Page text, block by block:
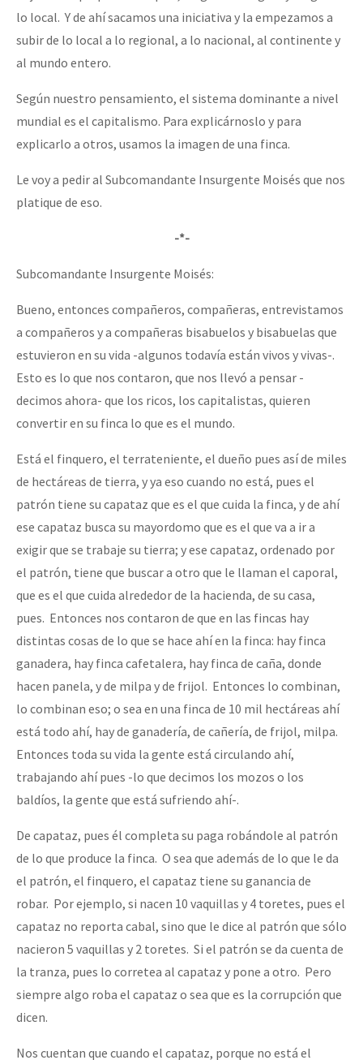
lo local. Y de ahí sacamos una iniciativa y la empezamos a
subir de lo local a lo regional, a lo nacional, al continente y
al mundo entero.
Según nuestro pensamiento, el sistema dominante a nivel
mundial es el capitalismo. Para explicárnoslo y para
explicarlo a otros, usamos la imagen de una finca.
Le voy a pedir al Subcomandante Insurgente Moisés que nos
platique de eso.
-*-
Subcomandante Insurgente Moisés:
Bueno, entonces compañeros, compañeras, entrevistamos
a compañeros y a compañeras bisabuelos y bisabuelas que
estuvieron en su vida -algunos todavía están vivos y vivas-.
Esto es lo que nos contaron, que nos llevó a pensar -
decimos ahora- que los ricos, los capitalistas, quieren
convertir en su finca lo que es el mundo.
Está el finquero, el terrateniente, el dueño pues así de miles
de hectáreas de tierra, y ya eso cuando no está, pues el
patrón tiene su capataz que es el que cuida la finca, y de ahí
ese capataz busca su mayordomo que es el que va a ir a
exigir que se trabaje su tierra; y ese capataz, ordenado por
el patrón, tiene que buscar a otro que le llaman el caporal,
que es el que cuida alrededor de la hacienda, de su casa,
pues. Entonces nos contaron de que en las fincas hay
distintas cosas de lo que se hace ahí en la finca: hay finca
ganadera, hay finca cafetalera, hay finca de caña, donde
hacen panela, y de milpa y de frijol. Entonces lo combinan,
lo combinan eso; o sea en una finca de 10 mil hectáreas ahí
está todo ahí, hay de ganadería, de cañería, de frijol, milpa.
Entonces toda su vida la gente está circulando ahí,
trabajando ahí pues -lo que decimos los mozos o los
baldíos, la gente que está sufriendo ahí-.
De capataz, pues él completa su paga robándole al patrón
de lo que produce la finca. O sea que además de lo que le da
el patrón, el finquero, el capataz tiene su ganancia de
robar. Por ejemplo, si nacen 10 vaquillas y 4 toretes, pues el
capataz no reporta cabal, sino que le dice al patrón que sólo
nacieron 5 vaquillas y 2 toretes. Si el patrón se da cuenta de
la tranza, pues lo corretea al capataz y pone a otro. Pero
siempre algo roba el capataz o sea que es la corrupción que
dicen.
Nos cuentan que cuando el capataz, porque no está el